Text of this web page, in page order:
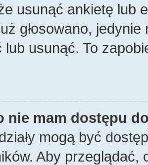
usunąć ankietę lub
głosowano,
lub usunąć. To
nie mam dostępu
mogą być
Aby